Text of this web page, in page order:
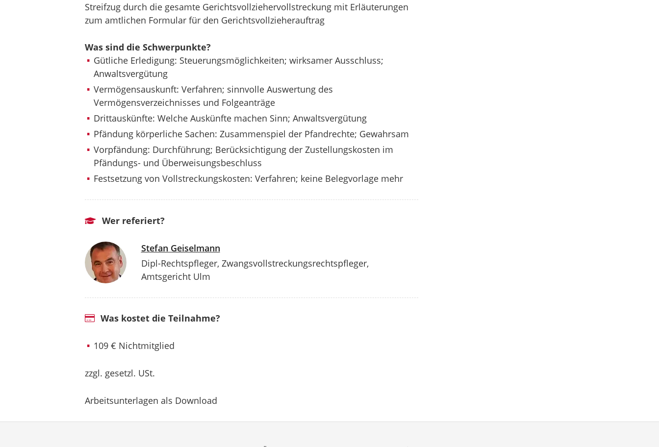
Streifzug durch die gesamte Gerichtsvollziehervollstreckung mit Erläuterungen
zum amtlichen Formular für den Gerichtsvollzieherauftrag
Was sind die Schwerpunkte?
Gütliche Erledigung: Steuerungsmöglichkeiten; wirksamer Ausschluss;
Anwaltsvergütung
Vermögensauskunft: Verfahren; sinnvolle Auswertung des
Vermögensverzeichnisses und Folgeanträge
Drittauskünfte: Welche Auskünfte machen Sinn; Anwaltsvergütung
Pfändung körperliche Sachen: Zusammenspiel der Pfandrechte; Gewahrsam
Vorpfändung: Durchführung; Berücksichtigung der Zustellungskosten im
Pfändungs- und Überweisungsbeschluss
Festsetzung von Vollstreckungskosten: Verfahren; keine Belegvorlage mehr
Wer referiert?
Stefan Geiselmann
Dipl-Rechtspfleger, Zwangsvollstreckungsrechtspfleger,
Amtsgericht Ulm
Was kostet die Teilnahme?
109 € Nichtmitglied
zzgl. gesetzl. USt.
Arbeitsunterlagen als Download